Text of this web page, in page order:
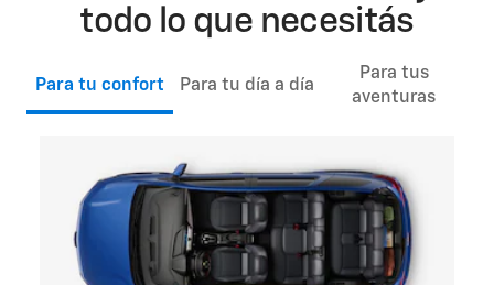
todo lo que necesitás
Para tu confort Para tu día a día
Para tus
aventuras